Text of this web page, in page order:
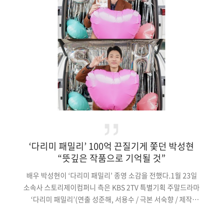
가득하다"고 밝혔다. 이어 그는 "훌륭하신 감독님과 작가님,
선후배 배우님들 그리고 스태프분들과 작업하게 되어 영광이…
‘다리미 패밀리’ 100억 끈질기게 쫓던 박성현
“뜻깊은 작품으로 기억될 것”
배우 박성현이 ‘다리미 패밀리’ 종영 소감을 전했다.1월 23일
소속사 스토리제이컴퍼니 측은 KBS 2TV 특별기획 주말드라마
‘다리미 패밀리’(연출 성준해, 서용수 / 극본 서숙향 / 제작